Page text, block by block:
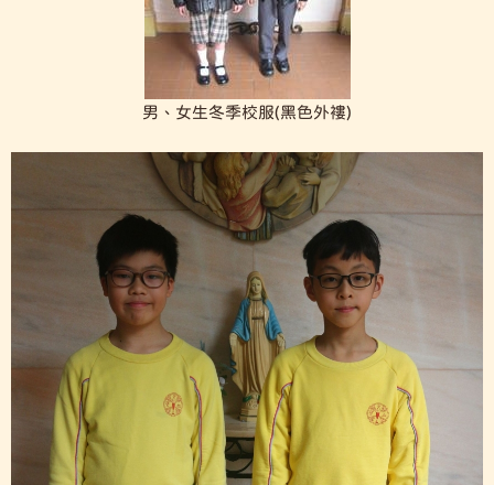
男、女生冬季校服(黑色外褸)